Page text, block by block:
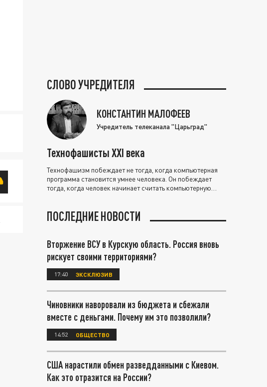
СЛОВО УЧРЕДИТЕЛЯ
КОНСТАНТИН МАЛОФЕЕВ
Учредитель телеканала "Царьград"
Технофашисты XXI века
Технофашизм побеждает не тогда, когда компьютерная
программа становится умнее человека. Он побеждает
тогда, когда человек начинает считать компьютерную
ПОСЛЕДНИЕ НОВОСТИ
Вторжение ВСУ в Курскую область. Россия вновь
рискует своими территориями?
17:40 ЭКСКЛЮЗИВ
Чиновники наворовали из бюджета и сбежали
вместе с деньгами. Почему им это позволили?
14:52 ОБЩЕСТВО
США нарастили обмен разведданными с Киевом.
Как это отразится на России?